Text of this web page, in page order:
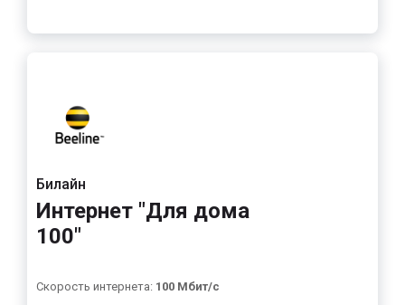
Билайн
Интернет "Для дома
100"
Скорость интернета: 100 Мбит/с